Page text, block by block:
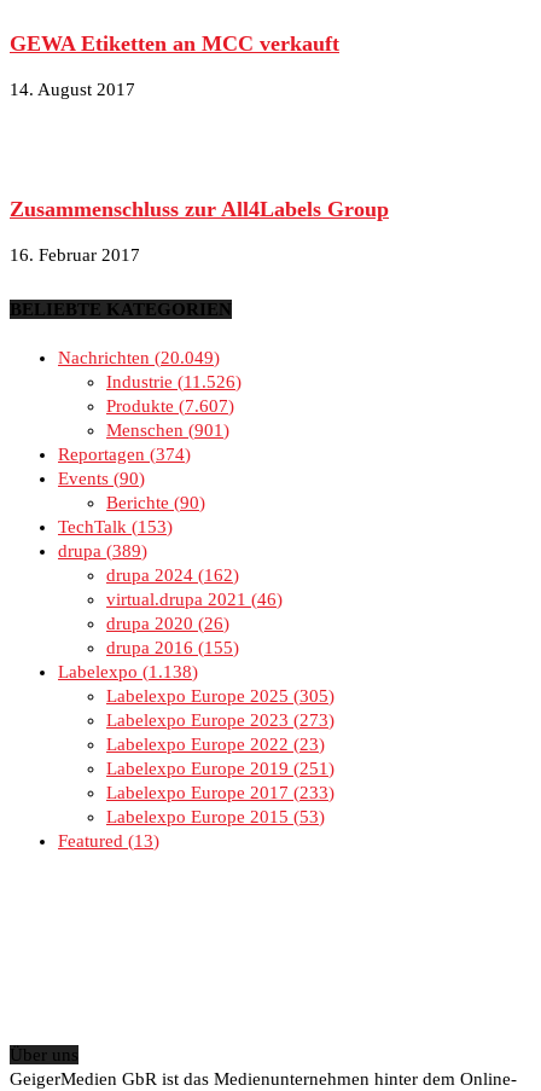
GEWA Etiketten an MCC verkauft
14. August 2017
Zusammenschluss zur All4Labels Group
16. Februar 2017
BELIEBTE KATEGORIEN
Nachrichten
20.049
Industrie
11.526
Produkte
7.607
Menschen
901
Reportagen
374
Events 90
Berichte
90
TechTalk
153
drupa
389
drupa 2024
162
virtual.drupa 2021
46
drupa 2020
26
drupa 2016
155
Labelexpo
1.138
Labelexpo Europe 2025
305
Labelexpo Europe 2023
273
Labelexpo Europe 2022
23
Labelexpo Europe 2019
251
Labelexpo Europe 2017
233
Labelexpo Europe 2015
53
Featured
13
Über uns
GeigerMedien GbR ist das Medienunternehmen hinter dem Online-